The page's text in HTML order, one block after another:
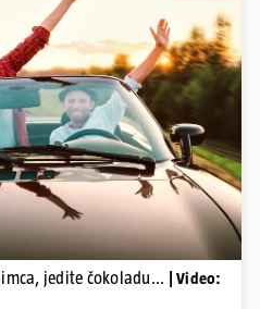
videa...
jedite čokoladu...
| Video: